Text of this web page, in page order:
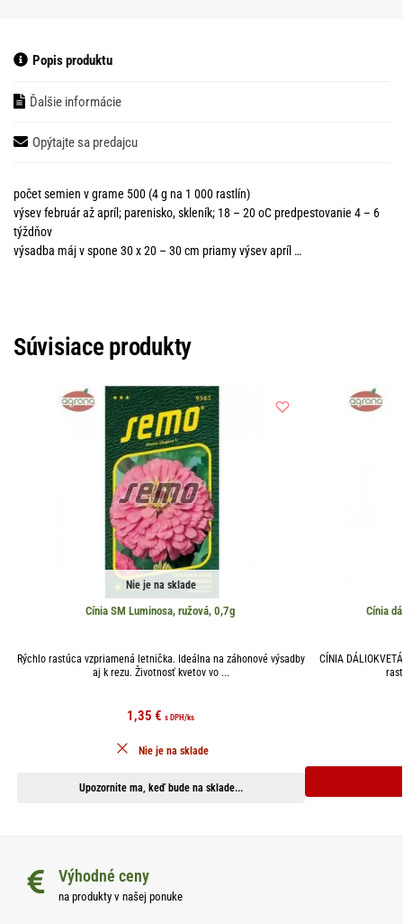
Popis produktu
Ďalšie informácie
Opýtajte sa predajcu
počet semien v grame 500 (4 g na 1 000 rastlín)
výsev február až apríl; parenisko, skleník; 18 – 20 oC predpestovanie 4 – 6
týždňov
výsadba máj v spone 30 x 20 – 30 cm priamy výsev apríl …
Súvisiace produkty
Nie je na sklade
Cínia SM Luminosa, ružová, 0,7g
Rýchlo rastúca vzpriamená letnička. Ideálna na záhonové výsadby
aj k rezu. Životnosť kvetov vo ...
1,35€ s DPH/ks
Upozornite ma, keď bude na sklade...
Nie je na sklade
Cínia
CÍNIA
Výhodné ceny
na produkty v našej ponuke